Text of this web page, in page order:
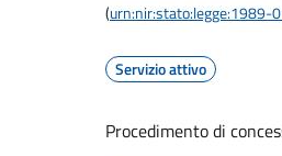
(urn:nir:stato:legge:1989-
Servizio attivo
Procedimento di